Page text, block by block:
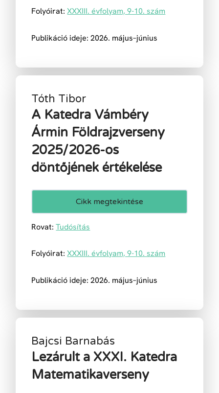
Folyóirat: XXXIII. évfolyam, 9-10. szám
Publikáció ideje: 2026. május–június
Tóth Tibor
A Katedra Vámbéry
Ármin Földrajzverseny
2025/2026-os
döntőjének értékelése
Cikk megtekintése
Rovat: Tudósítás
Folyóirat: XXXIII. évfolyam, 9-10. szám
Publikáció ideje: 2026. május–június
Bajcsi Barnabás
Lezárult a XXXI. Katedra
Matematikaverseny